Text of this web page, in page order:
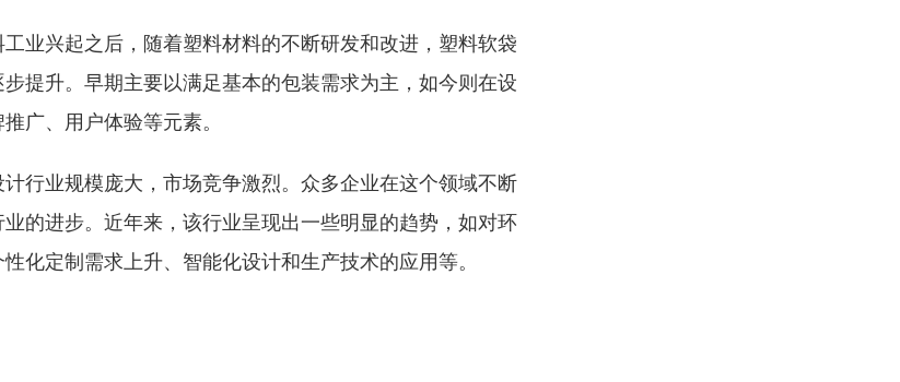
业兴起之后，随着塑料材料的不断研发和改进，塑料软袋
提升。早期主要以满足基本的包装需求为主，如今则在设
广、用户体验等元素。
行业规模庞大，市场竞争激烈。众多企业在这个领域不断
的进步。近年来，该行业呈现出一些明显的趋势，如对环
化定制需求上升、智能化设计和生产技术的应用等。